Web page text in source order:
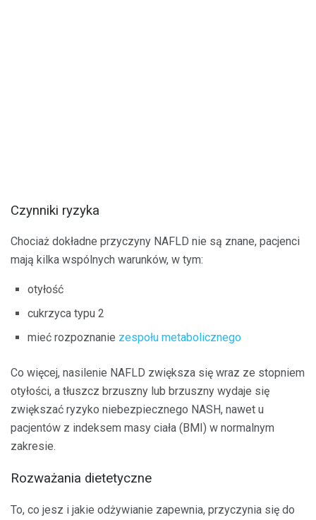
Czynniki ryzyka
Chociaż dokładne przyczyny NAFLD nie są znane, pacjenci
mają kilka wspólnych warunków, w tym:
otyłość
cukrzyca typu 2
mieć rozpoznanie zespołu metabolicznego
Co więcej, nasilenie NAFLD zwiększa się wraz ze stopniem
otyłości, a tłuszcz brzuszny lub brzuszny wydaje się
zwiększać ryzyko niebezpiecznego NASH, nawet u
pacjentów z indeksem masy ciała (BMI) w normalnym
zakresie.
Rozważania dietetyczne
To, co jesz i jakie odżywianie zapewnia, przyczynia się do